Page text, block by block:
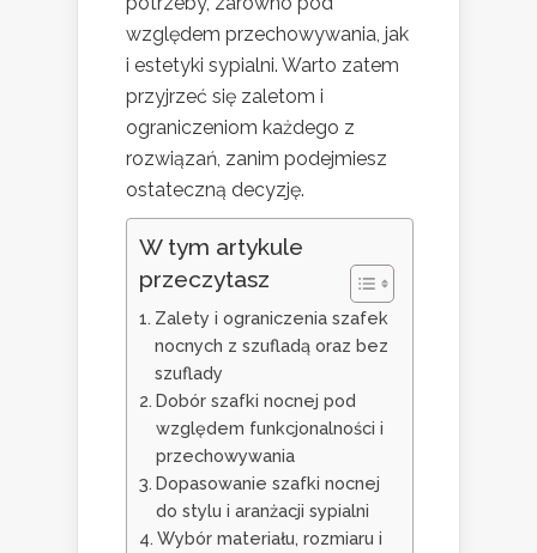
względem przechowywania, jak
i estetyki sypialni. Warto zatem
przyjrzeć się zaletom i
ograniczeniom każdego z
rozwiązań, zanim podejmiesz
ostateczną decyzję.
W tym artykule
przeczytasz
Zalety i ograniczenia szafek
nocnych z szufladą oraz bez
szuflady
Dobór szafki nocnej pod
względem funkcjonalności i
przechowywania
Dopasowanie szafki nocnej
do stylu i aranżacji sypialni
Wybór materiału, rozmiaru i